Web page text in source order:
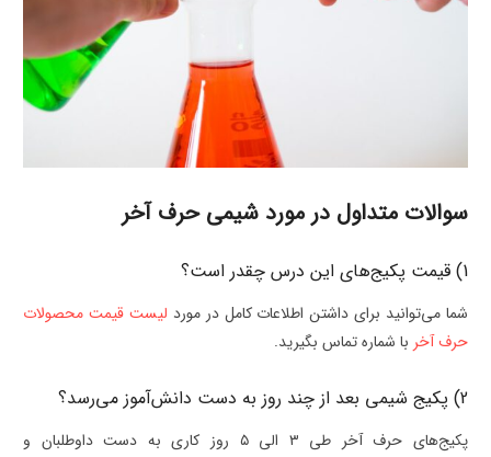
سوالات متداول در مورد شیمی حرف آخر
1) قیمت پکیج‌های این درس چقدر است؟
شما می‌توانید برای داشتن اطلاعات کامل در مورد لیست قیمت محصولات
حرف آخر با شماره تماس بگیرید.
2) پکیج شیمی بعد از چند روز به دست دانش‌آموز می‌رسد؟
پکیج‌های حرف آخر طی ۳ الی ۵ روز کاری به دست داوطلبان و